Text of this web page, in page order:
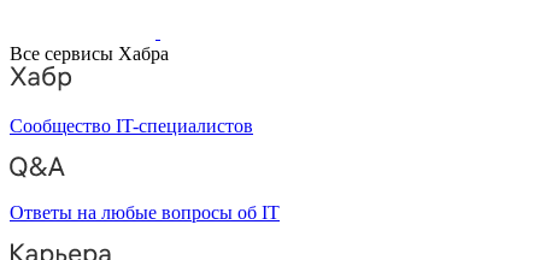
Все сервисы Хабра
Сообщество IT-специалистов
Ответы на любые вопросы об IT